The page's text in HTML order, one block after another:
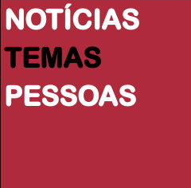
NOTÍCIAS
TEMAS
PESSOAS